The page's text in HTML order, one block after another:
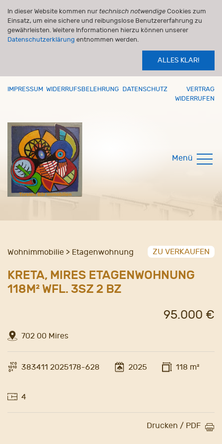
In dieser Website kommen nur technisch notwendige Cookies zum
Einsatz, um eine sichere und reibungslose Benutzererfahrung zu
gewährleisten. Weitere Informationen hierzu können unserer
Datenschutzerklärung entnommen werden.
ALLES KLAR!
IMPRESSUM WIDERRUFSBELEHRUNG DATENSCHUTZ
VERTRAG
WIDERRUFEN
Menü
Wohnimmobilie > Etagenwohnung ZU VERKAUFEN
KRETA, MIRES ETAGENWOHNUNG
118M² WFL. 3SZ 2 BZ
702 00 Mires
95.000 €
383411 2025178-628 2025 118 m²
4
Drucken / PDF